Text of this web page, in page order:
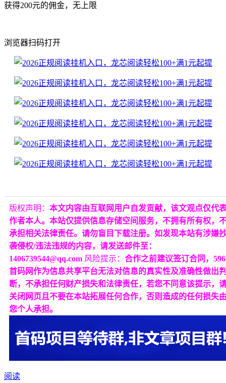
获得200元的佣金，无上限
浏览器扫码打开
版权声明： 本文内容由互联网用户自发贡献，该文观点仅代
作者本人。本站仅提供信息存储空间服务，不拥有所有权，
承担相关法律责任。请勿盲目下载注册。如发现本站有涉嫌
袭侵权/违法违规的内容，请发送邮件至：
1406739544@qq.com 风险提示： 合作之前建议签订合同，596
首码网作为信息共享平台无法对信息的真实性及准确性做出
断，不承担任何财产损失和法律责任，若您不同意该提示，
关闭网页且不要在本站拓展任何合作，否则造成的任何损失
您个人承担。
阅读